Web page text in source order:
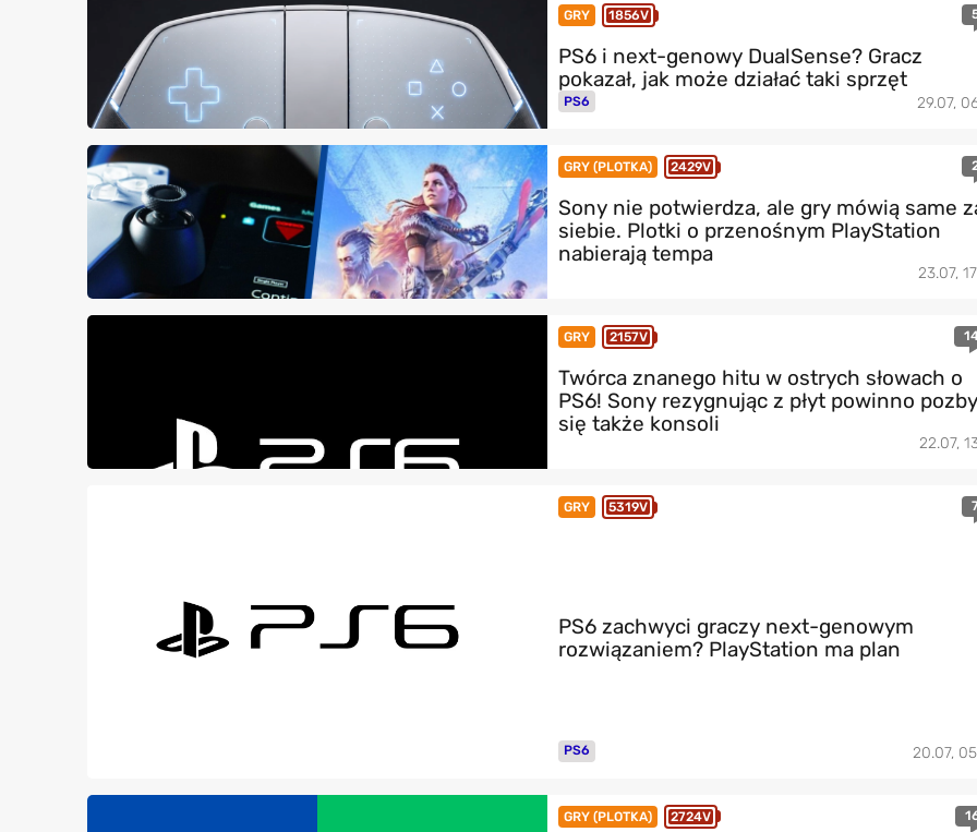
GRY 1856V
PS6 i next-genowy DualSense? Gracz
pokazał, jak może działać taki sprzęt
PS6 29.07,
GRY (PLOTKA) 2429V
Sony nie potwierdza, ale gry mówią same
siebie. Plotki o przenośnym PlayStation
nabierają tempa
23.07,
GRY 2157V
Twórca znanego hitu w ostrych słowach o
PS6! Sony rezygnując z płyt powinno
się także konsoli
22.07,
GRY 5319V
PS6 zachwyci graczy next-genowym
rozwiązaniem? PlayStation ma plan
PS6 20.07,
GRY (PLOTKA) 2724V